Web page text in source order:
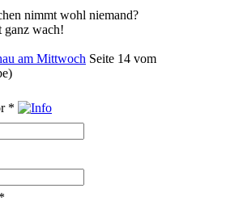
nimmt wohl niemand?
ganz wach!
am Mittwoch Seite 14 vom
*
*